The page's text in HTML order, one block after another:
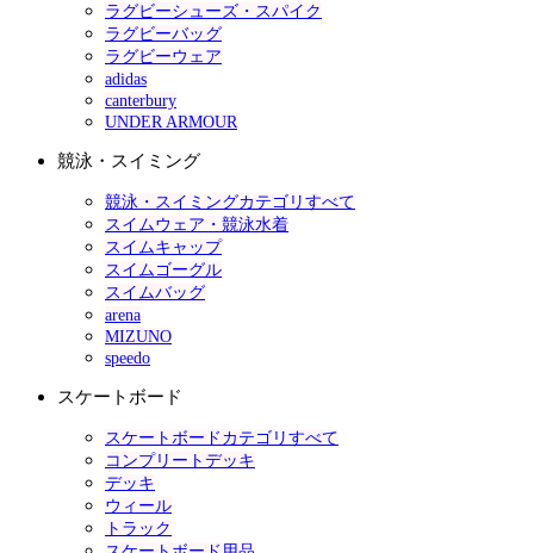
ラグビーシューズ・スパイク
ラグビーバッグ
ラグビーウェア
adidas
canterbury
UNDER ARMOUR
競泳・スイミング
競泳・スイミングカテゴリすべて
スイムウェア・競泳水着
スイムキャップ
スイムゴーグル
スイムバッグ
arena
MIZUNO
speedo
スケートボード
スケートボードカテゴリすべて
コンプリートデッキ
デッキ
ウィール
トラック